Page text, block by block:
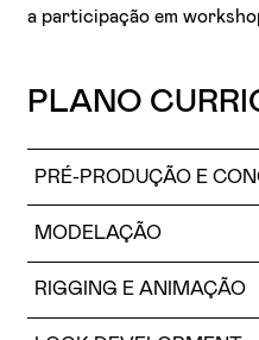
a participação em
PLANO
PRÉ-PRODUÇÃO E
Introdução às
manipulação e criação
Criação e
gráficos e narrativos.
MODELAÇÃO
Introdução ao espaço
componentes de uma
RIGGING E ANIMAÇÃO